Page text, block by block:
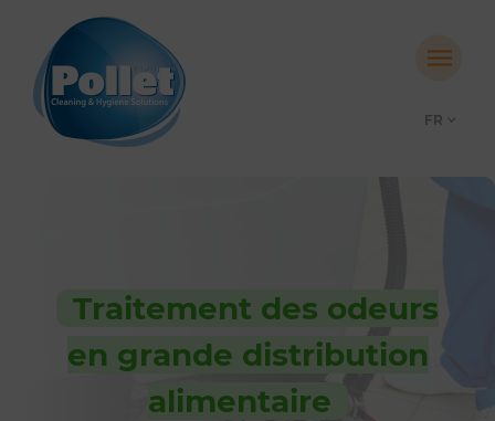
FR
Traitement des odeurs
en grande distribution
alimentaire